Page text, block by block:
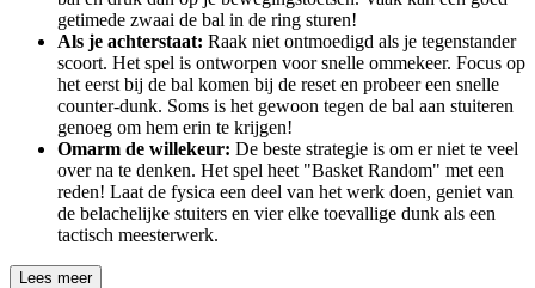
getimede zwaai de bal in de ring sturen!
Als je achterstaat: Raak niet ontmoedigd als je tegenstander
scoort. Het spel is ontworpen voor snelle ommekeer. Focus op
het eerst bij de bal komen bij de reset en probeer een snelle
counter-dunk. Soms is het gewoon tegen de bal aan stuiteren
genoeg om hem erin te krijgen!
Omarm de willekeur: De beste strategie is om er niet te veel
over na te denken. Het spel heet "Basket Random" met een
reden! Laat de fysica een deel van het werk doen, geniet van
de belachelijke stuiters en vier elke toevallige dunk als een
tactisch meesterwerk.
Lees meer